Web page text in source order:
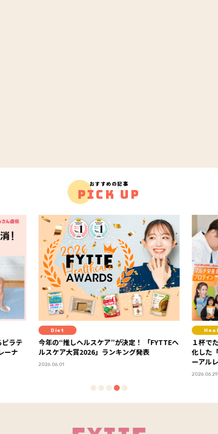
おすすめの記事
PICK UP
スケア”が決定！ 「FYTTEヘ
」ランキング発表
１杯でたんぱく質も栄養素も！ 読
化した「ディアナチュラアクティ